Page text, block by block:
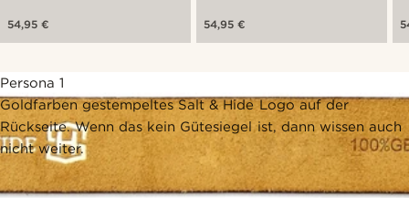
54,95 € 54,95 €
Persona 1
Goldfarben gestempeltes Salt & Hide Logo auf der
Rückseite. Wenn das kein Gütesiegel ist, dann wissen auch
nicht weiter.